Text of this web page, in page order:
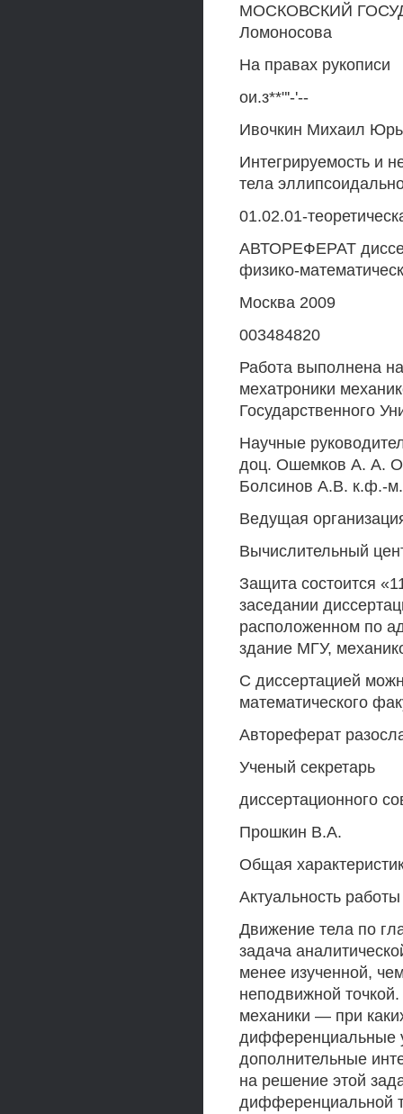
МОСКОВСКИЙ
Ломоносова
На правах рукописи
ои.з**"'-'--
Ивочкин Михаил
Интегрируемость и
тела
01.02.01-
АВТОРЕФЕРАТ
физико-
Москва 2009
003484820
Работа выполнена
мехатроники
Государственного
Научные
доц. Ошемков А. А.
Болсинов A.B. к.ф.-
Ведущая
Вычислительный
Защита состоится
заседании
расположенном по
здание МГУ,
С диссертацией
математического
Автореферат
Ученый секретарь
диссертационного
Прошкин В.А.
Общая
Актуальность работы
Движение тела по
задача
менее изученной,
неподвижной
механики — при
дифференциальные
дополнительные
на решение этой
дифференциальной